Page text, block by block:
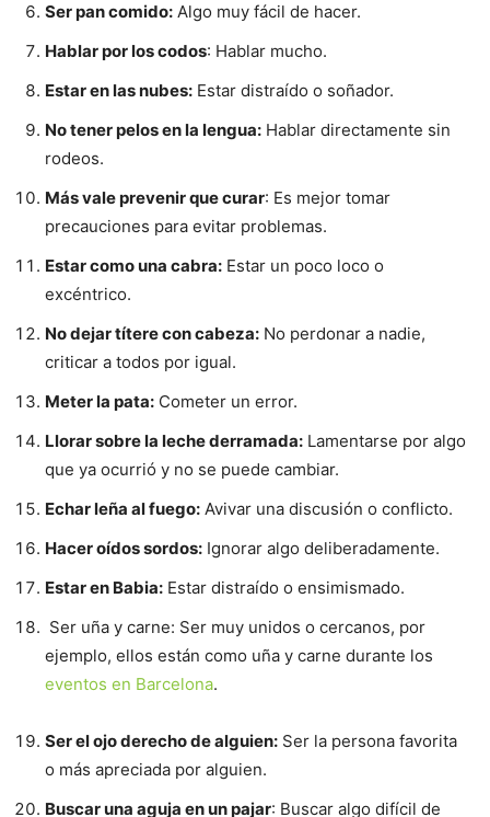
Ser pan comido: Algo muy fácil de hacer.
Hablar por los codos: Hablar mucho.
Estar en las nubes: Estar distraído o soñador.
No tener pelos en la lengua: Hablar directamente sin
rodeos.
Más vale prevenir que curar: Es mejor tomar
precauciones para evitar problemas.
Estar como una cabra: Estar un poco loco o
excéntrico.
No dejar títere con cabeza: No perdonar a nadie,
criticar a todos por igual.
Meter la pata: Cometer un error.
Llorar sobre la leche derramada: Lamentarse por algo
que ya ocurrió y no se puede cambiar.
Echar leña al fuego: Avivar una discusión o conflicto.
Hacer oídos sordos: Ignorar algo deliberadamente.
Estar en Babia: Estar distraído o ensimismado.
Ser uña y carne: Ser muy unidos o cercanos, por
ejemplo, ellos están como uña y carne durante los
eventos en Barcelona.
Ser el ojo derecho de alguien: Ser la persona favorita
o más apreciada por alguien.
Buscar una aguja en un pajar: Buscar algo difícil de